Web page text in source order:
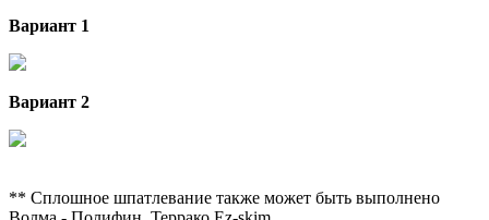
Вариант 1
Вариант 2
** Сплошное шпатлевание также может быть выполнено